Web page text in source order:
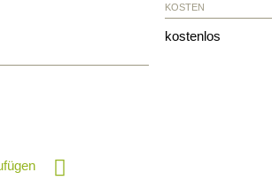
KOSTEN
kostenlos